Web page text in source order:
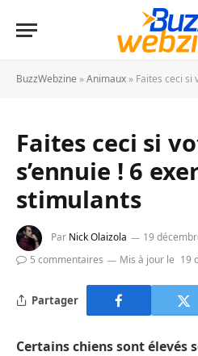
BuzzWebzine »Animaux » Faites ceci si
Faites ceci si
s’ennuie ! 6
stimulants
Par Nick Olaizola 19
5 commentaires
Mis à jour le 19
Partager
Certains chiens sont élevés